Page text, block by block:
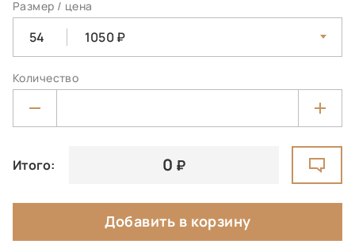
Размер / цена
54 1050
Количество
Итого: 0
Добавить в корзину